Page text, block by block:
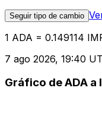
Seguir tipo de cambio
1 ADA = 0.149114
7 ago 2026, 19:40
Gráfico de ADA a